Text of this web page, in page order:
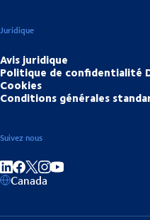
Juridique
Avis juridique
Politique de confidentialité
Cookies
Conditions générales
Suivez nous
Partager sur linkedIn
Partager sur Facebook
Partager sur Instagram
Canada